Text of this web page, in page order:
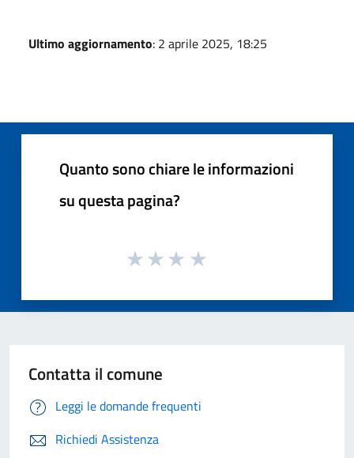
Ultimo aggiornamento: 2 aprile 2025, 18:25
Quanto sono chiare le informazioni
su questa pagina?
Contatta il comune
Leggi le domande frequenti
Richiedi Assistenza